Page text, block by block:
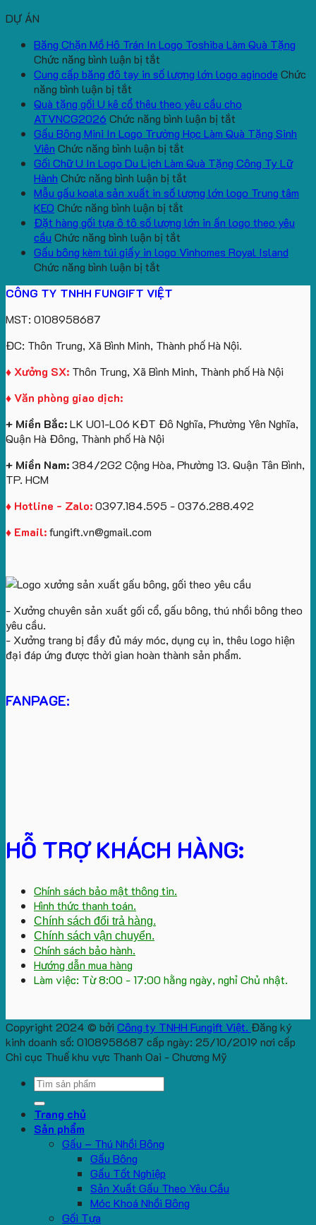
DỰ ÁN
Băng Chặn Mồ Hô Trán In Logo Toshiba Làm Quà Tặng
Chức năng bình luận bị tắt
Băng
Mồ
Hô
Trán
In
Logo
Toshiba
Làm
Quà
Tặng
Cung cấp băng đô tay in số lượng lớn logo aginode Chức
năng bình luận bị tắt
Cung
cấp
băng
đô
tay
in
số
lượng
lớn
logo
aginode
Quà tặng gối U kê cổ thêu theo yêu cầu cho
ATVNCG2026 Chức năng bình luận bị tắt
Quà
gối
kê
thêu
yêu
Gấu Bông Mini In Logo Trường Học Làm Quà Tặng Sinh
Viên Chức năng bình luận bị tắt
Gấu
Bông
Mini
Logo
Học
Gối Chữ U In Logo Du Lịch Làm Quà Tặng Công Ty Lữ
Hành Chức năng bình luận bị tắt
Gối
U
Logo
Công
Ty
Lữ
Mẫu gấu koala sản xuất in số lượng lớn logo Trung tâm
KEO Chức năng bình luận bị tắt
Mẫu
koala
lớn
logo
Trung
Đặt hàng gối tựa ô tô số lượng lớn in ấn logo theo yêu
cầu Chức năng bình luận bị tắt
Đặt
số
lượng
lớn
theo
cầu
Gấu bông kèm túi giấy in logo Vinhomes Royal Island
Chức năng bình luận bị tắt
bông
giấy
in
logo
CÔNG TY TNHH FUNGIFT VIỆT
MST: 0108958687
ĐC: Thôn Trung, Xã Bình Minh, Thành phố Hà Nội.
♦ Xưởng SX: Thôn Trung, Xã Bình Minh, Thành phố Hà Nội
♦ Văn phòng giao dịch:
+ Miền Bắc:LK U01-L06 KĐT Đô Nghĩa, Phường Yên Nghĩa,
Quận Hà Đông, Thành phố Hà Nội
+ Miền Nam:384/2G2 Cộng Hòa, Phường 13. Quận Tân Bình,
TP. HCM
♦ Hotline - Zalo:0397.184.595 - 0376.288.492
♦ Email:fungift.vn@gmail.com
- Xưởng chuyên sản xuất gối cổ, gấu bông, thú nhồi bông theo
yêu cầu.
- Xưởng trang bị đầy đủ máy móc, dụng cụ in, thêu logo hiện
đại đáp ứng được thời gian hoàn thành sản phẩm.
FANPAGE:
HỖ TRỢ KHÁCH HÀNG:
Chính sách bảo mật thông tin.
Hình thức thanh toán.
Chính sách đổi trả hàng.
Chính sách vận chuyển.
Chính sách bảo hành.
Hướng dẫn mua hàng
Làm việc: Từ 8:00 - 17:00 hằng ngày, nghỉ Chủ nhật.
Copyright 2024 © bởi Công ty TNHH Fungift Việt. Đăng ký
kinh doanh số: 0108958687 cấp ngày: 25/10/2019 nơi cấp
Chi cục Thuế khu vực Thanh Oai - Chương Mỹ
Search
Trang chủ
Sản phẩm
Gấu – Thú Nhồi Bông
Gấu Bông
Gấu Tốt Nghiệp
Sản Xuất Gấu Theo Yêu Cầu
Móc Khoá Nhồi Bông
Gối Tựa